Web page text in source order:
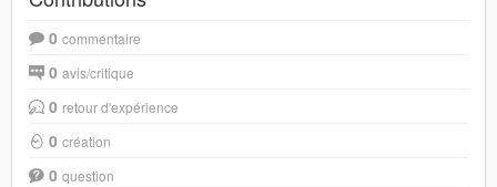
0 commentaire
0 avis/critique
0 retour d'expérience
0 création
0 question